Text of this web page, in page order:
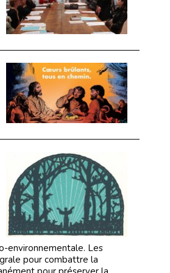
environnementale. Les
pour combattre la